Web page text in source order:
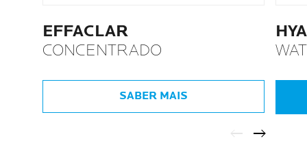
EFFACLAR
CONCENTRADO
SABER MAIS